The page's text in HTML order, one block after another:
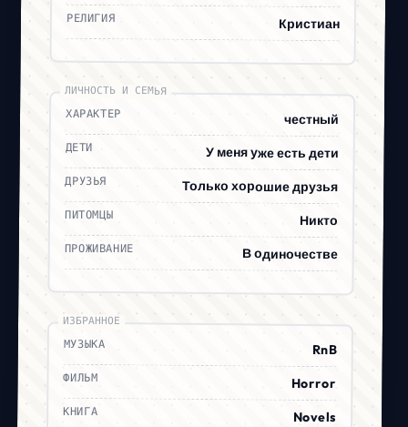
РЕЛИГИЯ Кристиан
ЛИЧНОСТЬ И СЕМЬЯ
ХАРАКТЕР честный
ДЕТИ У меня уже есть дети
ДРУЗЬЯ Только хорошие друзья
ПИТОМЦЫ Никто
ПРОЖИВАНИЕ В одиночестве
ИЗБРАННОЕ
МУЗЫКА RnB
ФИЛЬМ Horror
КНИГА Novels